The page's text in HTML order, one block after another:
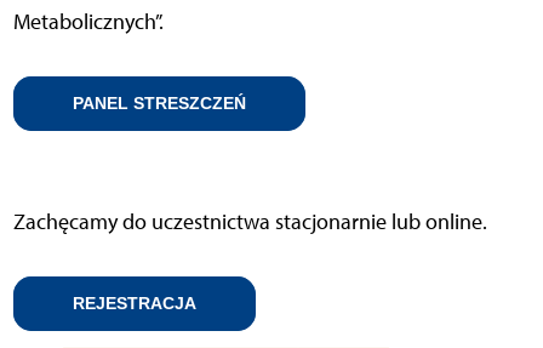
Metabolicznych”.
PANEL STRESZCZEŃ
Zachęcamy do uczestnictwa stacjonarnie lub online.
REJESTRACJA